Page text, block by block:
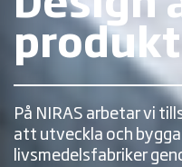
På NIRAS arbetar vi
att utveckla och
livsmedelsfabriker